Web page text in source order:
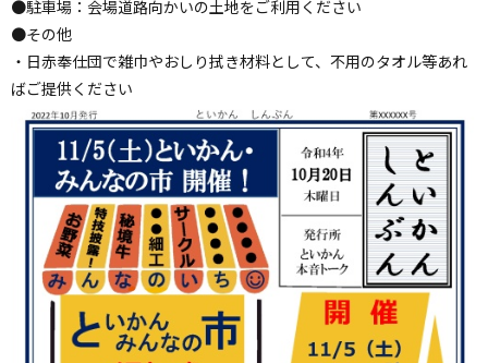
●駐車場：会場道路向かいの土地をご利用ください
●その他
・日赤奉仕団で雑巾やおしり拭き材料として、不用のタオル等あれ
ばご提供ください